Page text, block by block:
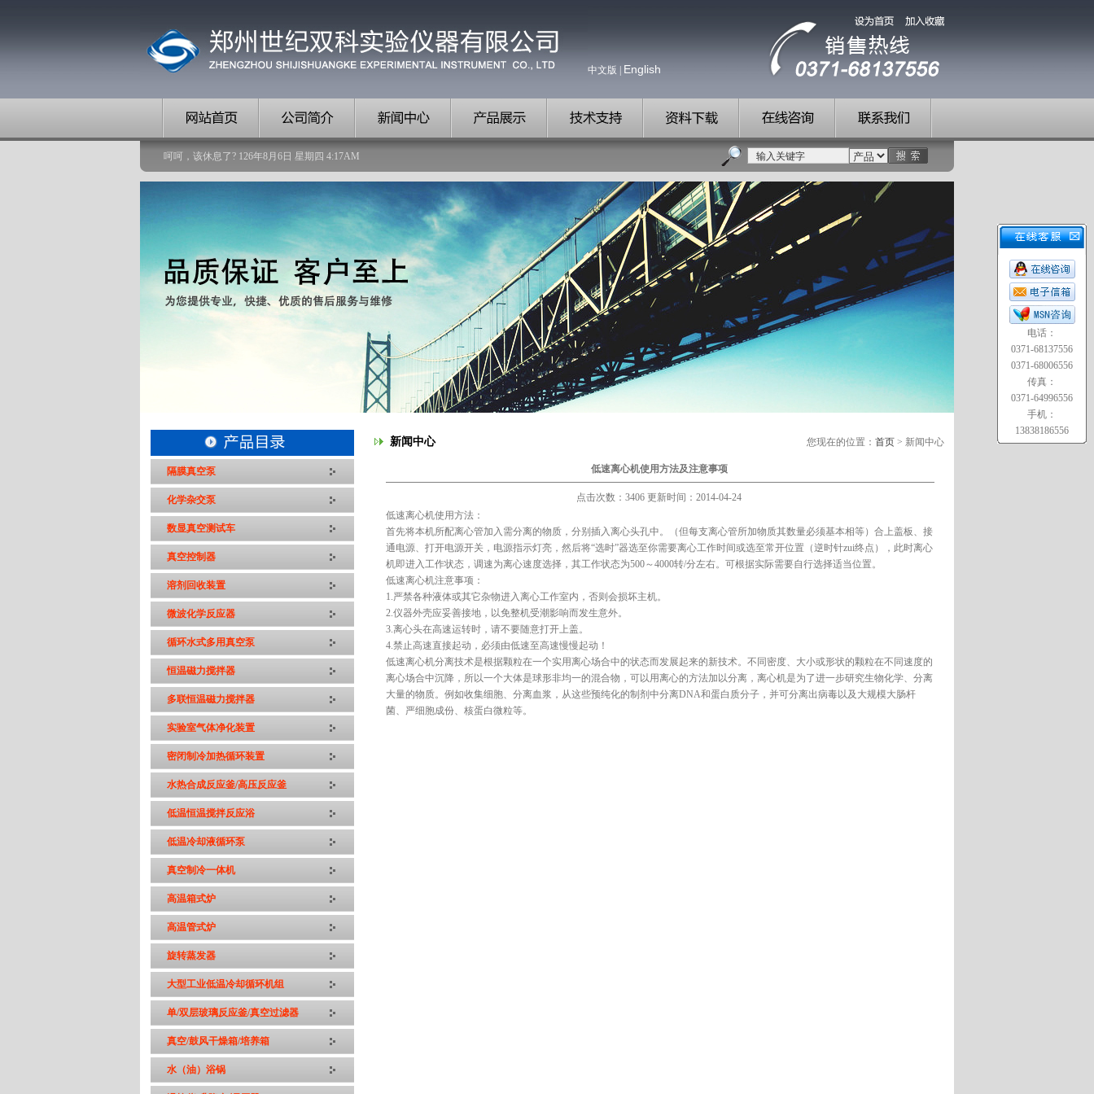
中文版 English
呵呵，该休息了? 126年8月 6 日 星期四 4:17AM
隔膜真空泵
化学杂交泵
数显真空测试车
真空控制器
溶剂回收装置
微波化学反应器
循环水式多用真空泵
恒温磁力搅拌器
多联恒温磁力搅拌器
实验室气体净化装置
密闭制冷加热循环装置
水热合成反应釜/高压反应釜
低温恒温搅拌反应浴
低温冷却液循环泵
真空制冷一体机
高温箱式炉
高温管式炉
旋转蒸发器
大型工业低温冷却循环机组
单/双层玻璃反应釜/真空过滤器
真空/鼓风干燥箱/培养箱
水（油）浴锅
新闻中心 您现在的位置： 首页> 新闻中心
低速离心机使用方法及注意事项
点击次数：3406 更新时间：2014-04-24
低速离心机使用方法：
首先将本机所配离心管加入需分离的物质，分别插入离心头孔中。（但每支离心管所加物质其数量必须基本相等）合上盖板、接
通电源、打开电源开关，电源指示灯亮，然后将“选时”器选至你需要离心工作时间或选至常开位置（逆时针zui终点），此时离心
机即进入工作状态，调速为离心速度选择，其工作状态为500～4000转/分左右。可根据实际需要自行选择适当位置。
低速离心机注意事项：
1.严禁各种液体或其它杂物进入离心工作室内，否则会损坏主机。
2.仪器外壳应妥善接地，以免整机受潮影响而发生意外。
3.离心头在高速运转时，请不要随意打开上盖。
4.禁止高速直接起动，必须由低速至高速慢慢起动！
低速离心机分离技术是根据颗粒在一个实用离心场合中的状态而发展起来的新技术。不同密度、大小或形状的颗粒在不同速度的
离心场合中沉降，所以一个大体是球形非均一的混合物，可以用离心的方法加以分离，离心机是为了进一步研究生物化学、分离
大量的物质。例如收集细胞、分离血浆，从这些预纯化的制剂中分离DNA和蛋白质分子，并可分离出病毒以及大规模大肠杆
菌、严细胞成份、核蛋白微粒等。
电话：
0371-68137556
0371-68006556
传真：
0371-64996556
手机：
13838186556